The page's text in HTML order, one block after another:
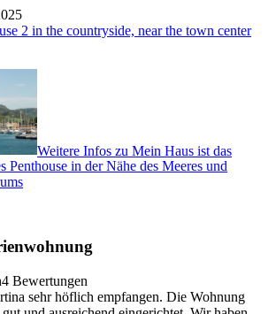
2 in the countryside, near the town center
Weitere Infos zu Mein Haus ist das
Penthouse in der Nähe des Meeres und
4 Bewertungen
sehr höflich empfangen. Die Wohnung